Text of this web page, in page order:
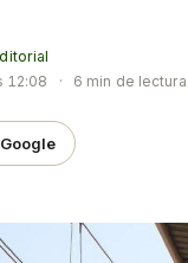
12:08 · 6 min de lectura